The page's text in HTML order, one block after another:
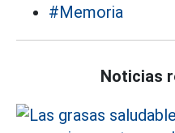
#Memoria
Noticias